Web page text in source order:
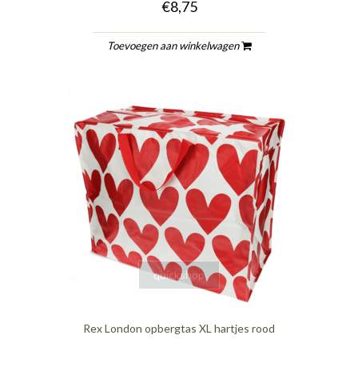
€8,75
Toevoegen aan winkelwagen
quickshop
Rex London opbergtas XL hartjes rood